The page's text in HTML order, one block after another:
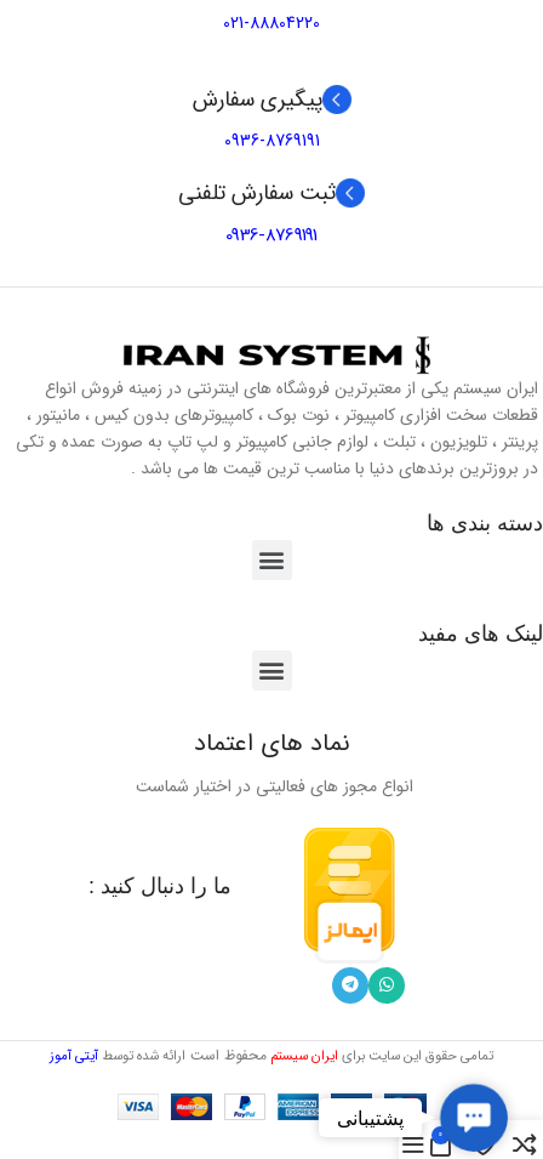
021-88804220
پیگیری سفارش
0936-8769191
ثبت سفارش تلفنی
0936-8769191
ایران سیستم یکی از معتبرترین فروشگاه های اینترنتی در زمینه فروش انواع
قطعات سخت افزاری کامپیوتر ، نوت بوک ، کامپیوترهای بدون کیس ، مانیتور ،
پرینتر ، تلویزیون ، تبلت ، لوازم جانبی کامپیوتر و لپ تاپ به صورت عمده و تکی
در بروزترین برندهای دنیا با مناسب ترین قیمت ها می باشد .
دسته بندی ها
لینک های مفید
نماد های اعتماد
انواع مجوز های فعالیتی در اختیار شماست
ما را دنبال کنید :
تمامی حقوق این سایت برای ایران سیستم محفوظ است ارائه شده توسط آیتی آموز
0
Contact
Us
پشتیبانی